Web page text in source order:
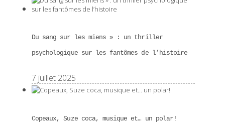
Du sang sur les miens » : un thriller
psychologique sur les fantômes de l’histoire
7 juillet 2025
Copeaux, Suze coca, musique et… un polar!